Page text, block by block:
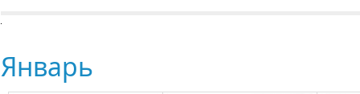
Январь